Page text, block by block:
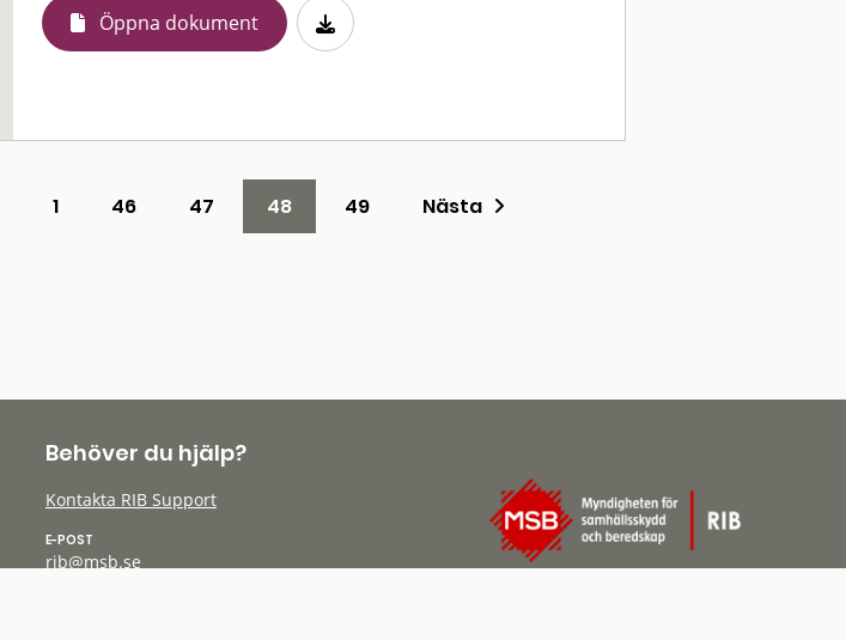
Öppna dokument
1 46 47 48 49 Nästa
Behöver du hjälp?
Kontakta RIB Support
E-POST
rib@msb.se